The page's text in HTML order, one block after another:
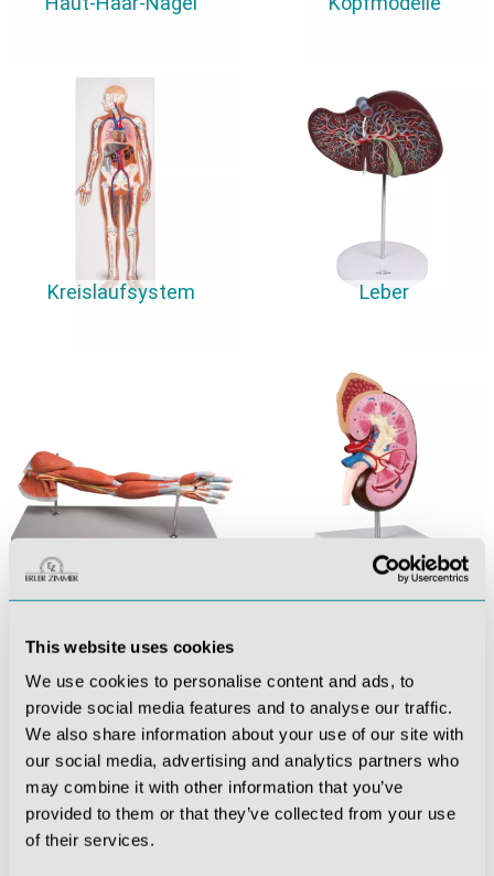
This website uses cookies
We use cookies to personalise content and ads, to
provide social media features and to analyse our traffic.
We also share information about your use of our site with
our social media, advertising and analytics partners who
may combine it with other information that you’ve
provided to them or that they’ve collected from your use
of their services.
Kreislaufsystem Leber
Muskelmodelle Nieren